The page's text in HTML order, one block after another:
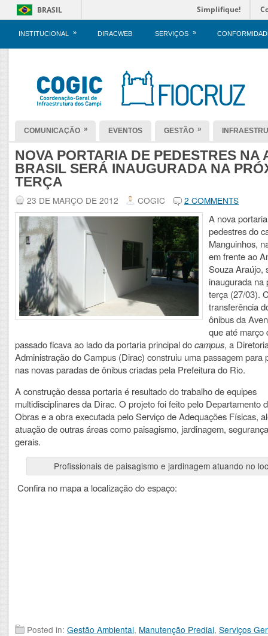
BRASIL Simplifique!
INSTITUCIONAL » DIRACWEB SERVIÇOS »
COMUNICAÇÃO » EVENTOS GESTÃO »
NOVA PORTARIA DE PEDESTRES NA
BRASIL SERÁ INAUGURADA NA
TERÇA
23 DE MARÇO DE 2012 COGIC 2 COMMENTS
A nova
pedestres do
Manguinhos,
em frente ao
Souza Araújo,
inaugurada na
terça (27/03).
transferência
ônibus da
que até março
passado ficava ao lado da portaria principal docampus, a
Administração do Campus (Dirac) construiu uma passagem para
nas novas paradas de ônibus criadas pela Prefeitura do Rio.
A construção dessa portaria é resultado do trabalho de equipes
multidisciplinares da Dirac. O projeto foi feito pelo Departamento
Obras e a obra executada pelo Serviço de Adequações Físicas,
atuação de outras áreas como paisagismo, jardinagem,
gerais.
Profissionais de paisagismo e jardinagem atuando no
Confira no mapa a localização do espaço:
Posted in: Gestão Ambiental, Manutenção Predial, Serviços